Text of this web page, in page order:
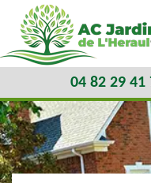
04 82 29 41